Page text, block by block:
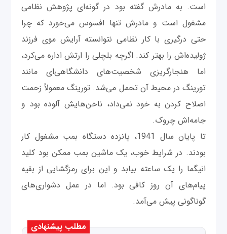
است. به مادرش گفته بود در گونه‌ای پژوهش نظامی
مشغول است و مادرش تنها افسوس می‌خورد که چرا
حتی درگیری با کار نظامی نتوانسته آرایش موی فرزند
ژولیده‌اش را بهتر کند. اگرچه بلچلی را ارتش اداره می‌کرد،
اما هنجارگریزی شخصیت‌های دانشگاهی‌ای مانند
تورینگ در محیط آن تحمل می‌شد. تورینگ معمولاً زحمت
اصلاح کردن به خود نمی‌داد، ناخن‌هایش آلوده بود و
جامه‌اش چروک.
تا پایان سال 1941، پانزده دستگاه بمب مشغول کار
بودند. در شرایط خوب، یک ماشین بمب ممکن بود کلید
انیگما را یک ساعته بیابد و این برای رمزگشایی از بقیه
پیام‌های آن روز کافی بود. اما در عمل دشواری‌های
گوناگونی پیش می‌آمد.
مطلب پیشنهادی